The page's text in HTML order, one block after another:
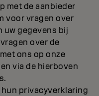
met de aanbieder
voor vragen over
uw gegevens bij
over de
ons op onze
via de hierboven
privacyverklaring